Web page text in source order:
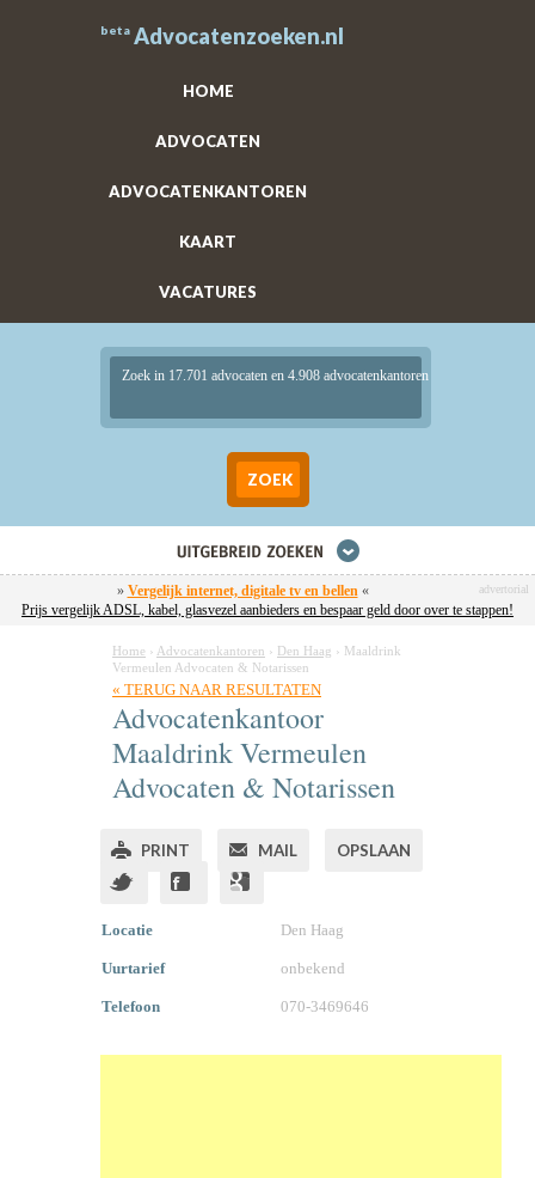
beta Advocatenzoeken.nl
HOME
ADVOCATEN
ADVOCATENKANTOREN
KAART
VACATURES
Zoek in 17.701 advocaten en 4.908 advocatenkantoren
» Vergelijk internet, digitale tv en bellen« advertorial
Prijs vergelijk ADSL, kabel, glasvezel aanbieders en bespaar geld door over te stappen!
Home › Advocatenkantoren › Den Haag › Maaldrink
Vermeulen Advocaten & Notarissen
« TERUG NAAR RESULTATEN
Advocatenkantoor
Maaldrink Vermeulen
Advocaten & Notarissen
PRINT MAIL OPSLAAN
Locatie Den Haag
Uurtarief onbekend
Telefoon 070-3469646